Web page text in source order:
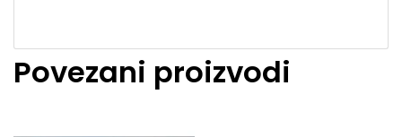
Povezani proizvodi